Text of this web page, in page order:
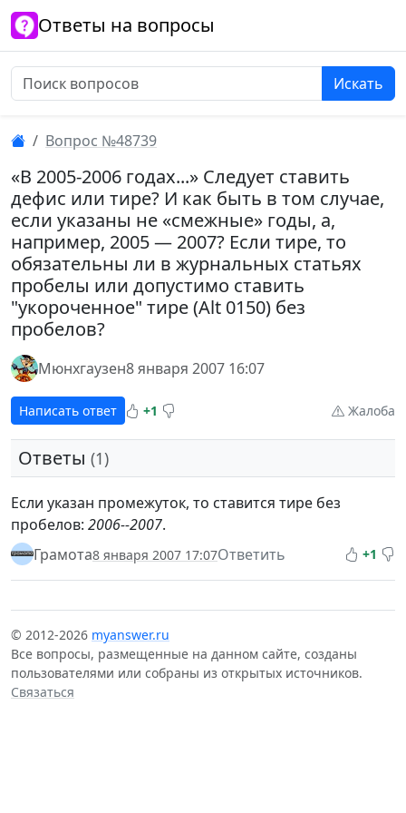
Ответы на вопросы
Искать
Вопрос №48739
«В 2005-2006 годах...» Следует ставить
дефис или тире? И как быть в том случае,
если указаны не «смежные» годы, а,
например, 2005 — 2007? Если тире, то
обязательны ли в журнальных статьях
пробелы или допустимо ставить
"укороченное" тире (Alt 0150) без
пробелов?
Мюнхгаузен8 января 2007 16:07
Написать ответ +1 Жалоба
Ответы (1)
Если указан промежуток, то ставится тире без
пробелов: 2006--2007.
Грамота8 января 2007 17:07Ответить +1
© 2012-2026 myanswer.ru
Все вопросы, размещенные на данном сайте, созданы
пользователями или собраны из открытых источников.
Связаться